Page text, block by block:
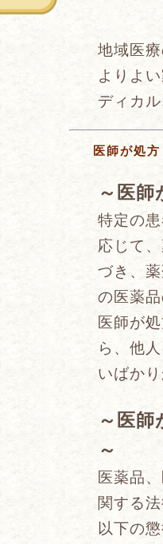
地域医
よりよ
ディカ
医師が処
～医
特定の
応じて
づき、
の医薬
医師が
ら、他
いばか
～医
～
医薬品
関する
以下の